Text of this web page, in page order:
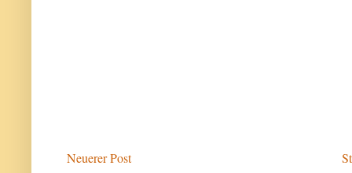
Neuerer Post